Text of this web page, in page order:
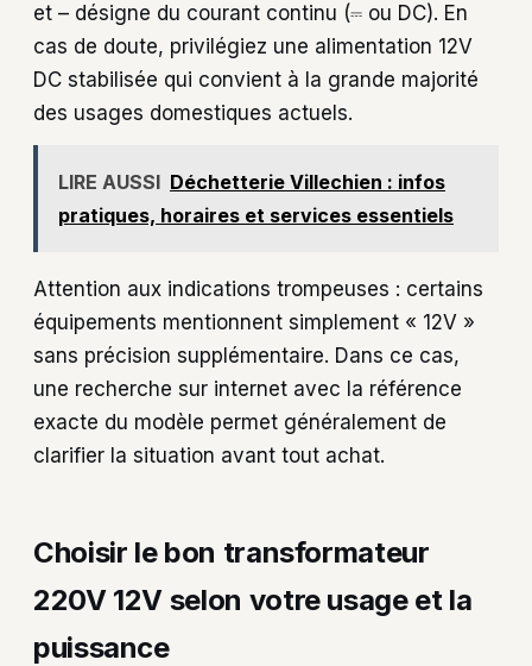
et – désigne du courant continu (⎓ ou DC). En
cas de doute, privilégiez une alimentation 12V
DC stabilisée qui convient à la grande majorité
des usages domestiques actuels.
LIRE AUSSI Déchetterie Villechien : infos
pratiques, horaires et services essentiels
Attention aux indications trompeuses : certains
équipements mentionnent simplement « 12V »
sans précision supplémentaire. Dans ce cas,
une recherche sur internet avec la référence
exacte du modèle permet généralement de
clarifier la situation avant tout achat.
Choisir le bon transformateur
220V 12V selon votre usage et la
puissance